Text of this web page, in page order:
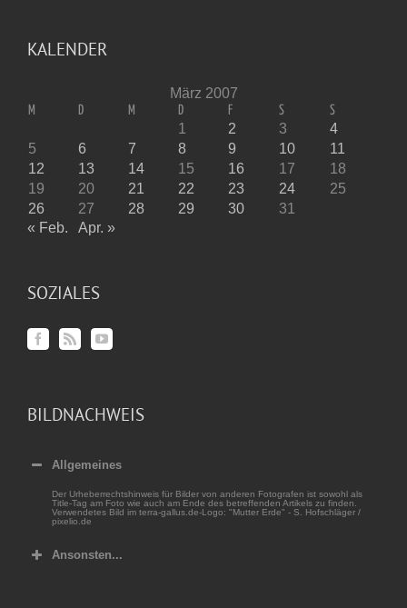
KALENDER
März 2007
M D M D F S S
1 2 3
4
5
6 7 8 9 10
11
12
13 14 15 16 17
18
19
20 21 22 23 24
25
26
27 28 29 30
31
« Feb.
Apr. »
SOZIALES
BILDNACHWEIS
Allgemeines
Der Urheberrechtshinweis für Bilder von anderen Fotografen ist sowohl als
Title-Tag am Foto wie auch am Ende des betreffenden Artikels zu finden.
Verwendetes Bild im terra-gallus.de-Logo: "Mutter Erde" - S. Hofschläger /
pixelio.de
Ansonsten...